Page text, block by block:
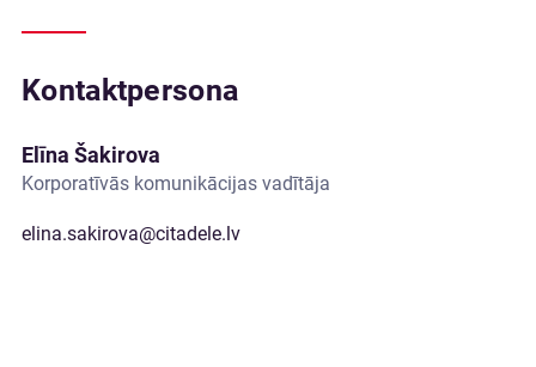
Kontaktpersona
Elīna Šakirova
Korporatīvās komunikācijas vadītāja
elina.sakirova@citadele.lv